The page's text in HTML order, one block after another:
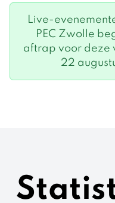
Live-
PEC Zwolle
aftrap voor deze
22